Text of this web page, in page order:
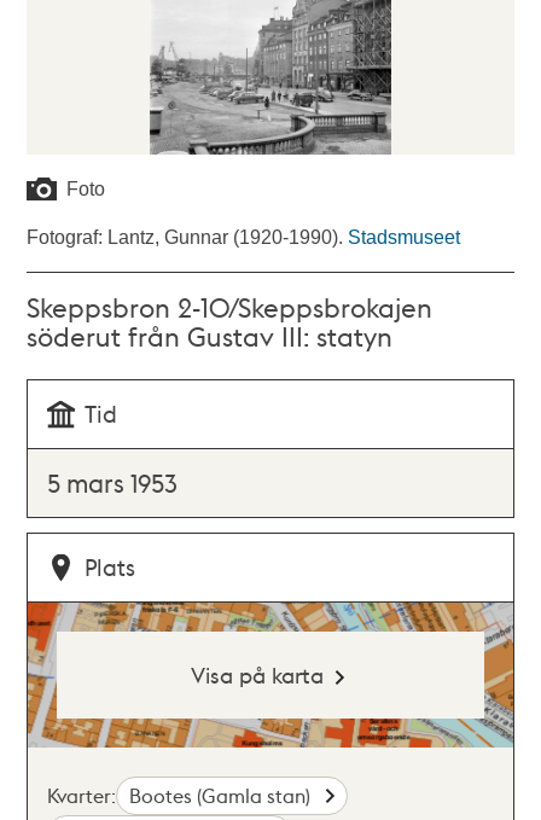
Foto
Fotograf: Lantz, Gunnar (1920-1990). Stadsmuseet
Skeppsbron 2-10/Skeppsbrokajen
söderut från Gustav III: statyn
Tid
5 mars 1953
Plats
Visa på karta
Kvarter: Bootes (Gamla stan)